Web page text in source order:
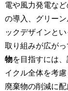
電や風力発電な
の導入、グリー
ックデザインと
取り組みが広が
物を目指すには
イクル全体を考
廃棄物の削減に